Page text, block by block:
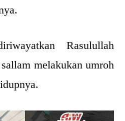
Rasulullah
melakukan umroh